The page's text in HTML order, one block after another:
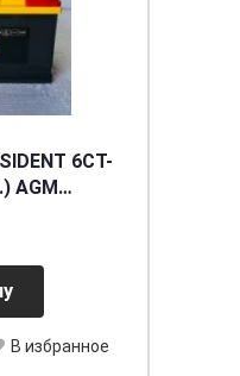
6СТ-
В избранное